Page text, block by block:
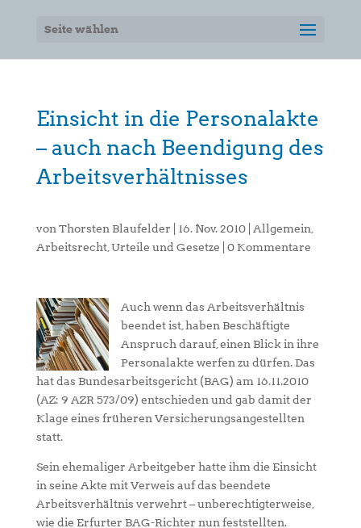
Seite wählen
Einsicht in die Personalakte
– auch nach Beendigung des
Arbeitsverhältnisses
von Thorsten Blaufelder 16. Nov. 2010| Allgemein
Arbeitsrecht, Urteile und Gesetze 0 Kommentare
Auch wenn das Arbeitsverhältnis
beendet ist, haben Beschäftigte
Anspruch darauf, einen Blick in ihre
Personalakte werfen zu dürfen. Das
hat das Bundesarbeitsgericht (BAG) am 16.11.2010
(AZ: 9 AZR 573/09) entschieden und gab damit der
Klage eines früheren Versicherungsangestellten
statt.
Sein ehemaliger Arbeitgeber hatte ihm die Einsicht
in seine Akte mit Verweis auf das beendete
Arbeitsverhältnis verwehrt – unberechtigterweise,
wie die Erfurter BAG-Richter nun feststellten.